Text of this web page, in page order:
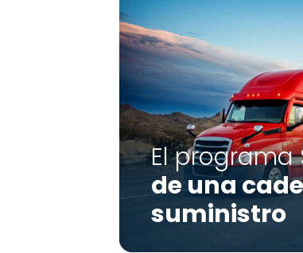
El programa
de una
suministro